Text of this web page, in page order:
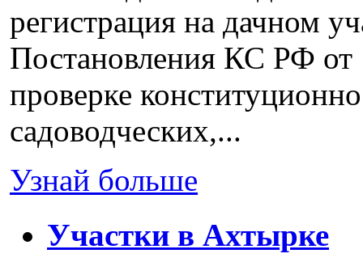
регистрация на дачном
Постановления КС РФ
проверке
садоводческих,...
Узнай больше
Участки в Ахтырке